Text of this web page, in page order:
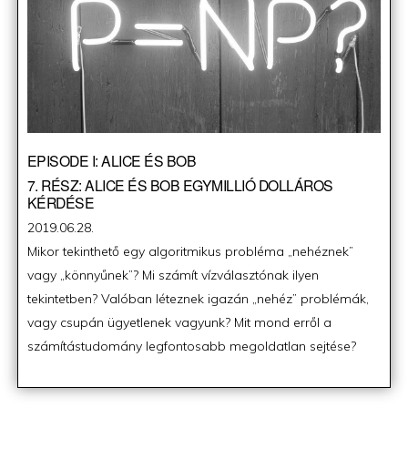
EPISODE I: ALICE ÉS BOB
7. RÉSZ: ALICE ÉS BOB EGYMILLIÓ DOLLÁROS
KÉRDÉSE
Posted
on
2019.06.28.
Mikor tekinthető egy algoritmikus probléma „nehéznek”
vagy „könnyűnek”? Mi számít vízválasztónak ilyen
tekintetben? Valóban léteznek igazán „nehéz” problémák,
vagy csupán ügyetlenek vagyunk? Mit mond erről a
számítástudomány legfontosabb megoldatlan sejtése?